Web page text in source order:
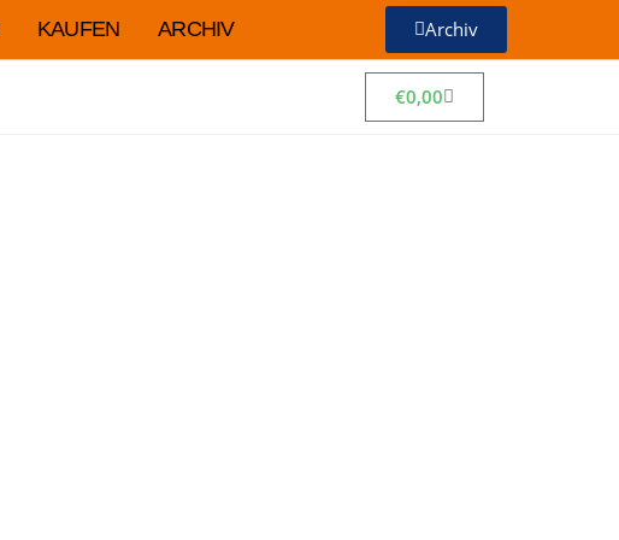
KAUFEN ARCHIV Archiv
€0,00